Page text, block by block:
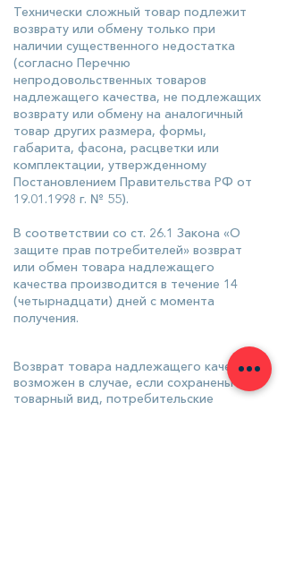
Технически сложный товар подлежит
возврату или обмену только при
наличии существенного недостатка
(согласно Перечню
непродовольственных товаров
надлежащего качества, не подлежащих
возврату или обмену на аналогичный
товар других размера, формы,
габарита, фасона, расцветки или
комплектации, утвержденному
Постановлением Правительства РФ от
19.01.1998 г. № 55).
В соответствии со ст. 26.1 Закона «О
защите прав потребителей» возврат
или обмен товара надлежащего
качества производится в течение 14
(четырнадцати) дней с момента
получения.
Возврат товара надлежащего качества
возможен в случае, если сохранены его
товарный вид, потребительские